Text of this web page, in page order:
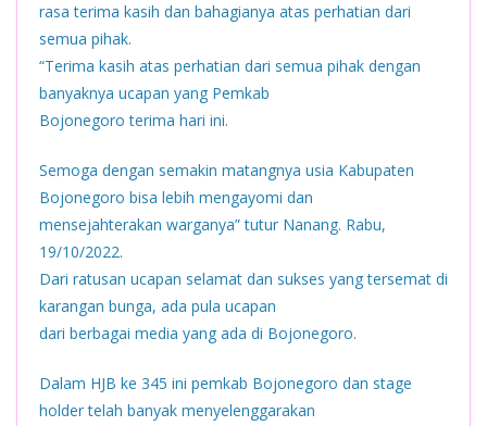
rasa terima kasih dan bahagianya atas perhatian dari
semua pihak.
“Terima kasih atas perhatian dari semua pihak dengan
banyaknya ucapan yang Pemkab
Bojonegoro terima hari ini.
Semoga dengan semakin matangnya usia Kabupaten
Bojonegoro bisa lebih mengayomi dan
mensejahterakan warganya” tutur Nanang. Rabu,
19/10/2022.
Dari ratusan ucapan selamat dan sukses yang tersemat di
karangan bunga, ada pula ucapan
dari berbagai media yang ada di Bojonegoro.
Dalam HJB ke 345 ini pemkab Bojonegoro dan stage
holder telah banyak menyelenggarakan